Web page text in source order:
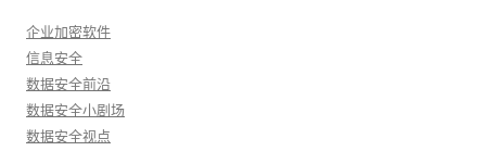
企业加密软件
信息安全
数据安全前沿
数据安全小剧场
数据安全视点